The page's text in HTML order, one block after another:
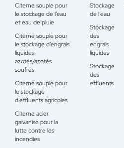
Citerne souple pour
le stockage de l’eau
et eau de pluie
Citerne souple pour
le stockage d’engrais
liquides
azotés/azotés
soufrés
Citerne souple pour
le stockage
d’effluents agricoles
Citerne acier
galvanisé pour la
lutte contre les
incendies
Stockage
de l’eau
Stockage
des
engrais
liquides
Stockage
des
effluents